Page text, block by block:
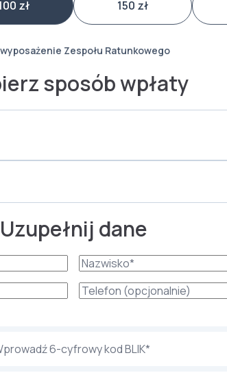
zł 150 zł
Zespołu Ratunkowego
sposób wpłaty
Uzupełnij dane